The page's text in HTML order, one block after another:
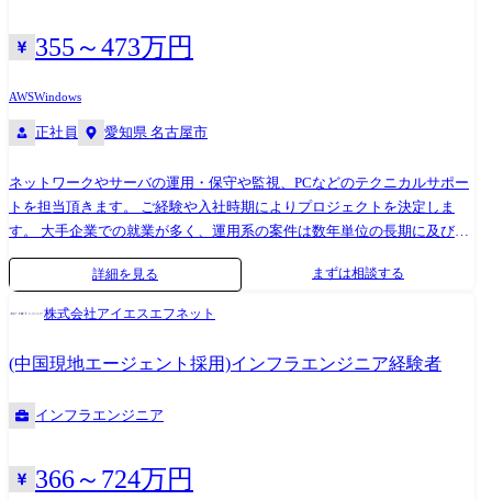
355～473万円
AWSWindows
正社員 愛知県 名古屋市
ネットワークやサーバの運用・保守や監視、PCなどのテクニカルサポー
トを担当頂きます。 ご経験や入社時期によりプロジェクトを決定しま
す。 大手企業での就業が多く、運用系の案件は数年単位の長期に及びま
す。 データセンターの移転に関するプロジェクトや、ハード機器メーカ
ーからの依頼によるテクニカルサポートもあります。 また、ご経験に応
例 ●SaaS型監視サービスやバックアップサービス等の維持運用業務
●Windowsサーバの維持保守業務 ●某銀行 勘定系システム 維持保守、
JP1/AJSにおけるジョブ作成などの運用業務 ●ZabbixやNagiosなどを用い
た官公庁ネットワークシステムの運用監視業務 ●AWSクラウド環境の運
詳細を見る まずは相談する
株式会社アイエスエフネット
(中国現地エージェント採用)インフラエンジニア経験者
インフラエンジニア
366～724万円